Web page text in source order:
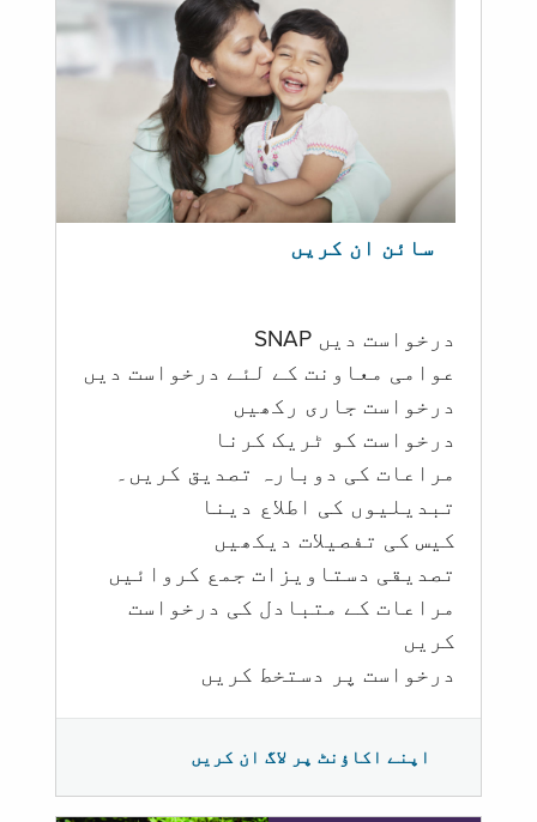
سائن ان کریں
درخواست دیں SNAP
عوامی معاونت کے لئے درخواست دیں
درخواست جاری رکھیں
درخواست کو ٹریک کرنا
مراعات کی دوبارہ تصدیق کریں۔
تبدیلیوں کی اطلاع دینا
کیس کی تفصیلات دیکھیں
تصدیقی دستاویزات جمع کروائیں
مراعات کے متبادل کی درخواست
کریں
درخواست پر دستخط کریں
اپنے اکاؤنٹ پر لاگ ان کریں